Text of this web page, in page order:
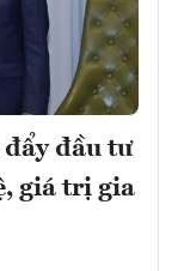
đầu tư
giá trị gia